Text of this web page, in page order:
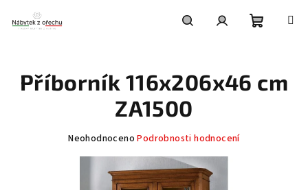
obsah
košík
Příborník 116x206x46 cm
ZA1500
Průměrné
Neohodnoceno Podrobnosti hodnocení